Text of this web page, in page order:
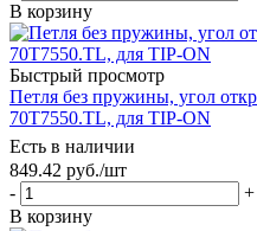
В корзину
Быстрый просмотр
Петля без пружины, угол
70T7550.TL, для TIP-ON
Есть в наличии
849.42 руб./шт
-
+
В корзину